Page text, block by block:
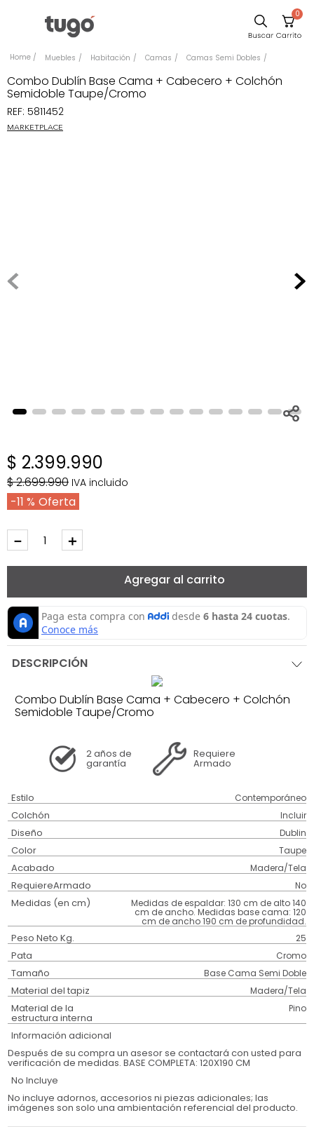
0
Muebles Habitación Camas Camas Semi Dobles
Combo Dublín Base Cama + Cabecero + Colchón
Semidoble Taupe/Cromo
REF: 5811452
MARKETPLACE
$ 2.399.990
$2.699.990 IVA incluido
11 %
＋
－
Agregar al carrito
DESCRIPCIÓN
Combo Dublín Base Cama + Cabecero + Colchón
Semidoble Taupe/Cromo
2 años de
garantía
Requiere
Armado
Estilo Contemporáneo
Colchón Incluir
Diseño Dublin
Color Taupe
Acabado Madera/Tela
RequiereArmado No
Medidas (en cm) Medidas de espaldar: 130 cm de alto 140
cm de ancho. Medidas base cama: 120
cm de ancho 190 cm de profundidad.
Peso Neto Kg. 25
Pata Cromo
Tamaño Base Cama Semi Doble
Material del tapiz Madera/Tela
Material de la
estructura interna
Pino
Información adicional
Después de su compra un asesor se contactará con usted para
verificación de medidas. BASE COMPLETA: 120X190 CM
No Incluye
No incluye adornos, accesorios ni piezas adicionales; las
imágenes son solo una ambientación referencial del producto.
Comedor
Escritorio
Silla